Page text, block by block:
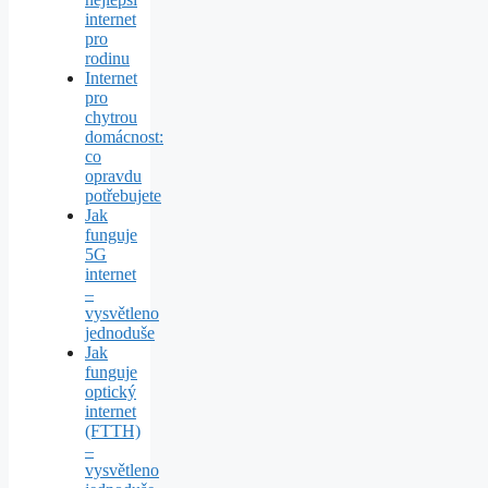
internet
pro
rodinu
Internet
pro
chytrou
domácnost:
co
opravdu
potřebujete
Jak
funguje
5G
internet
–
vysvětleno
jednoduše
Jak
funguje
optický
internet
(FTTH)
–
vysvětleno